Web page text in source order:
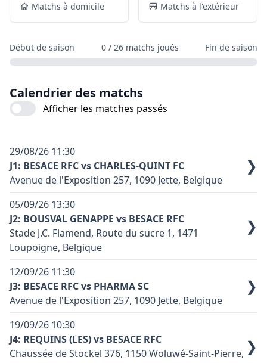
Matchs à domicile Matchs à l'extérieur
Début de saison 0/ 26matchs joués Fin de saison
Calendrier des matchs
Afficher les matches passés
29/08/26 11:30
J1: BESACE RFC vs CHARLES-QUINT FC
Avenue de l'Exposition 257, 1090 Jette, Belgique
❯
Terrain synthétique: oui
Code terrain: J02
Couleur principale équipe domicile: Bleu
Couleur principale équipe exterieure: Bleu ciel
Contact équipe domicile: Masset M. (0485.61.39.19 -
rfcbesace.024@gmail.com)
Accès voiture : Ring de Bruxelles, sortie 9 Jette.
En venant de Zaventem, prendre à gauche à la sortie,
en venant de Charleroi prendre à droite. Au feu rouge
continuer sur +/- 1 km jusqu'au rond point. Le terrain
05/09/26 13:30
J2: BOUSVAL GENAPPE vs BESACE RFC
Stade J.C. Flamend, Route du sucre 1, 1471
Loupoigne, Belgique
❯
Terrain synthétique: oui
Code terrain: L01
Couleur principale équipe domicile: Noir et gris
Couleur principale équipe exterieure: Bleu
Contact équipe domicile: Toussaint Y (0475.42.41.78 -
YUTTT1470@gmail.com)
12/09/26 11:30
J3: BESACE RFC vs PHARMA SC
Avenue de l'Exposition 257, 1090 Jette, Belgique
❯
Terrain synthétique: oui
Code terrain: J02
Couleur principale équipe domicile: Bleu
19/09/26 10:30
J4: REQUINS (LES) vs BESACE RFC
Chaussée de Stockel 376, 1150 Woluwé-Saint-Pierre, ❯